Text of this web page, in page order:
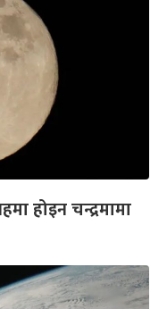
होइन चन्द्रमामा